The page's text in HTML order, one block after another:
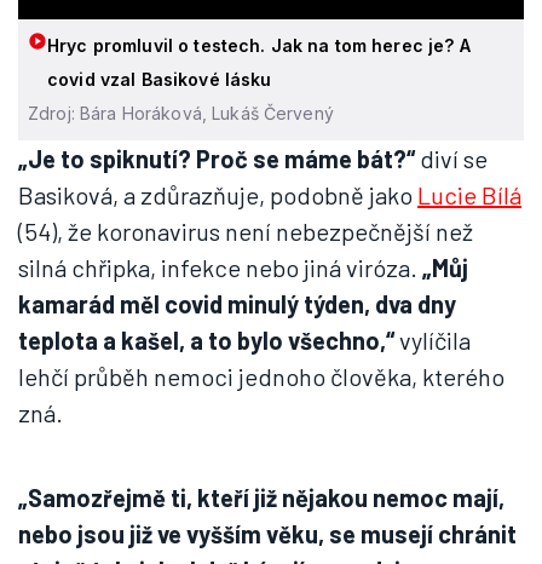
Hryc promluvil o testech. Jak na tom herec je? A
covid vzal Basikové lásku
Zdroj: Bára Horáková, Lukáš Červený
„Je to spiknutí? Proč se máme bát?“diví se
Basiková, a zdůrazňuje, podobně jako Lucie Bílá
(54), že koronavirus není nebezpečnější než
silná chřipka, infekce nebo jiná viróza. „Můj
kamarád měl covid minulý týden, dva dny
teplota a kašel, a to bylo všechno,“vylíčila
lehčí průběh nemoci jednoho člověka, kterého
zná.
„Samozřejmě ti, kteří již nějakou nemoc mají,
nebo jsou již ve vyšším věku, se musejí chránit